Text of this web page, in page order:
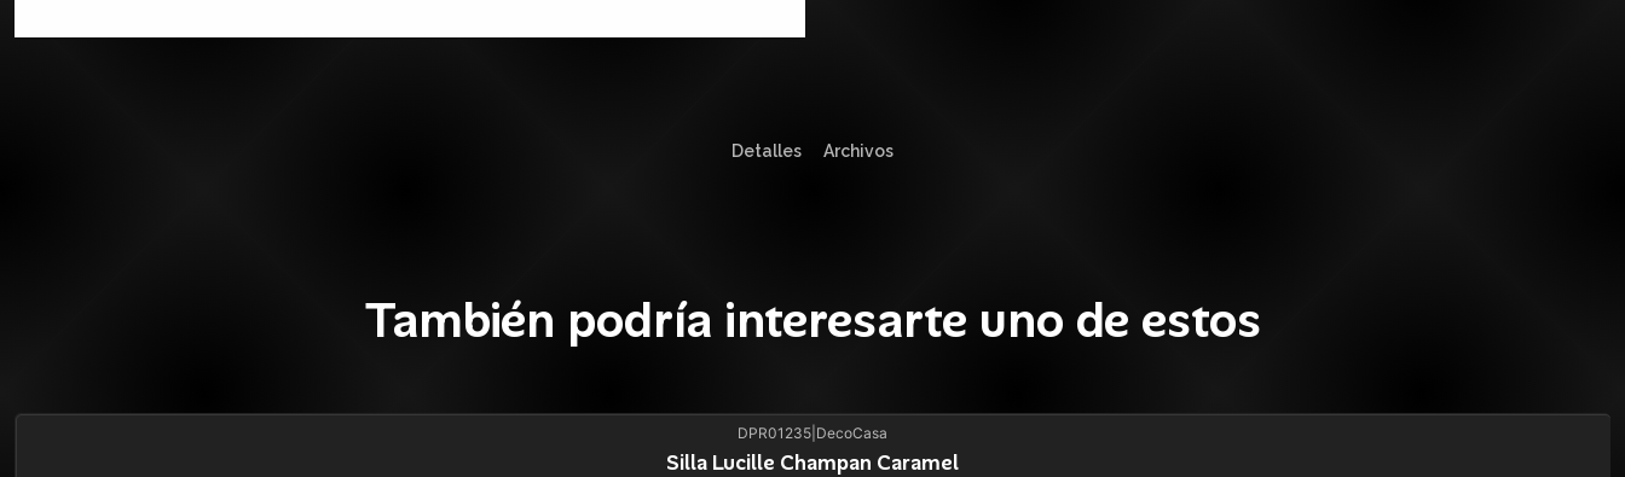
Detalles Archivos
También podría interesarte uno de estos
DPR01235 DecoCasa
Silla Lucille Champan Caramel